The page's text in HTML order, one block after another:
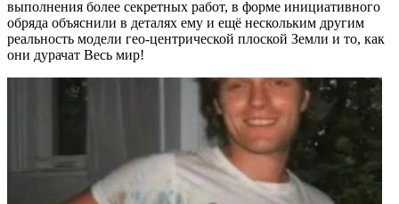
выполнения более секретных работ, в форме инициативного
обряда объяснили в деталях ему и ещё нескольким другим
реальность модели гео-центрической плоской Земли и то, как
они дурачат Весь мир!